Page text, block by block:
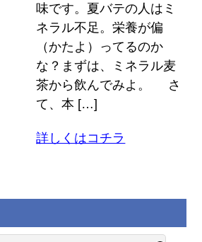
味です。夏バテの人はミ
ネラル不足。栄養が偏
（かたよ）ってるのか
な？まずは、ミネラル麦
茶から飲んでみよ。 さ
て、本 […]
詳しくはコチラ